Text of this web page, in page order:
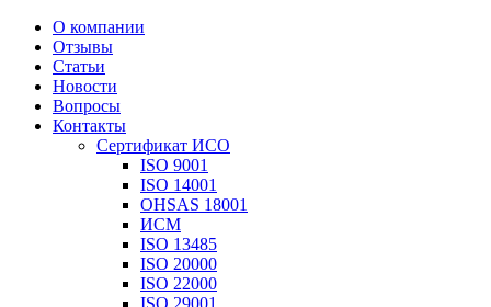
О компании
Отзывы
Статьи
Новости
Вопросы
Контакты
Сертификат ИСО
ISO 9001
ISO 14001
OHSAS 18001
ИСМ
ISO 13485
ISO 20000
ISO 22000
ISO 29001